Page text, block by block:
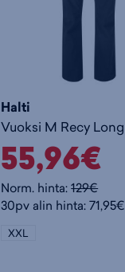
Halti
55,96€
Norm. hinta:129€
30pv alin hinta: 71,95€
XXL